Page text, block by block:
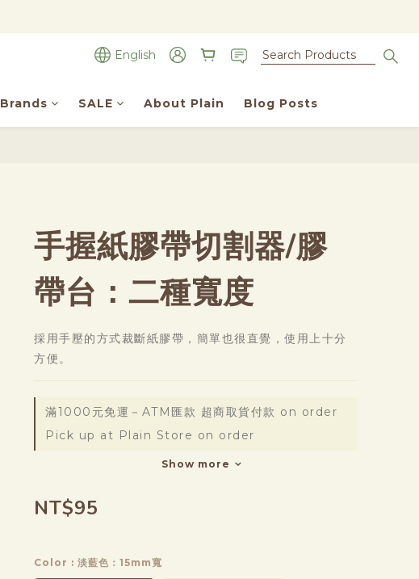
English
Brands SALE About Plain Blog Posts
手握紙膠帶切割器/膠
帶台：二種寬度
採用手壓的方式裁斷紙膠帶，簡單也很直覺，使用上十分
方便。
滿1000元免運－ATM匯款 超商取貨付款 on order
Pick up at Plain Store on order
Show more
NT$95
Color : 淡藍色：15mm寬